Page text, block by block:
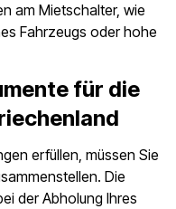
am Mietschalter, wie
Fahrzeugs oder hohe
für die
erfüllen, müssen Sie
Die
der Abholung Ihres